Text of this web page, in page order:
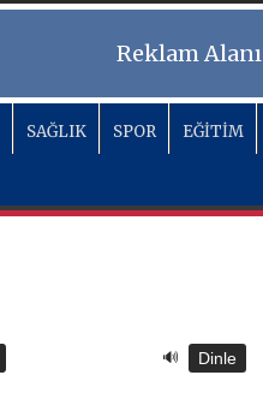
Reklam Alanı
SAĞLIK SPOR EĞİTİM
🔊 Dinle